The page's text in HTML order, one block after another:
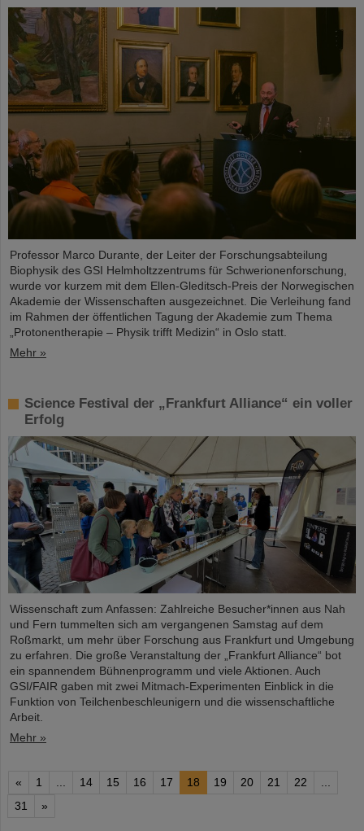
Professor Marco Durante, der Leiter der Forschungsabteilung
Biophysik des GSI Helmholtzzentrums für Schwerionenforschung,
wurde vor kurzem mit dem Ellen-Gleditsch-Preis der Norwegischen
Akademie der Wissenschaften ausgezeichnet. Die Verleihung fand
im Rahmen der öffentlichen Tagung der Akademie zum Thema
„Protonentherapie – Physik trifft Medizin“ in Oslo statt.
Mehr »
Science Festival der „Frankfurt Alliance“ ein voller
Erfolg
Wissenschaft zum Anfassen: Zahlreiche Besucher*innen aus Nah
und Fern tummelten sich am vergangenen Samstag auf dem
Roßmarkt, um mehr über Forschung aus Frankfurt und Umgebung
zu erfahren. Die große Veranstaltung der „Frankfurt Alliance“ bot
ein spannendem Bühnenprogramm und viele Aktionen. Auch
GSI/FAIR gaben mit zwei Mitmach-Experimenten Einblick in die
Funktion von Teilchenbeschleunigern und die wissenschaftliche
Arbeit.
Mehr »
« 1 ... 14 15 16 17 18 19 20 21 22
...
31
»